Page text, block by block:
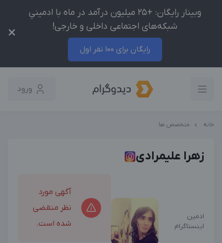
وبینار رایگان: +25 میلیون درآمد در ماه با ادمینیِ
شبکه‌های اجتماعی داخلی و خارجی!
رایگان برای 100 نفر اول
×
ورود
خانه متخصص ها
زهرا علیمرادی
ادمین
اینستاگرام
آگهی مورد
نظر منقضی
شده است.